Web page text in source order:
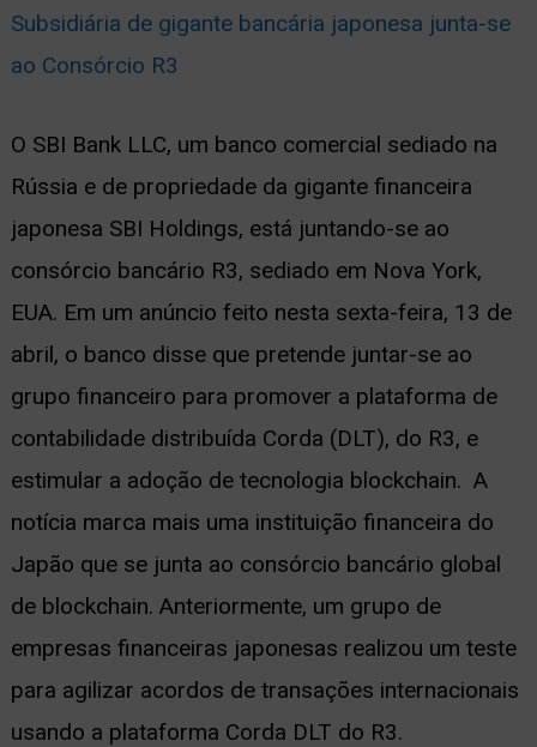
Subsidiária de gigante bancária japonesa junta-se
ao Consórcio R3
O SBI Bank LLC, um banco comercial sediado na
Rússia e de propriedade da gigante financeira
japonesa SBI Holdings, está juntando-se ao
consórcio bancário R3, sediado em Nova York,
EUA. Em um anúncio feito nesta sexta-feira, 13 de
abril, o banco disse que pretende juntar-se ao
grupo financeiro para promover a plataforma de
contabilidade distribuída Corda (DLT), do R3, e
estimular a adoção de tecnologia blockchain. A
notícia marca mais uma instituição financeira do
Japão que se junta ao consórcio bancário global
de blockchain. Anteriormente, um grupo de
empresas financeiras japonesas realizou um teste
para agilizar acordos de transações internacionais
usando a plataforma Corda DLT do R3.